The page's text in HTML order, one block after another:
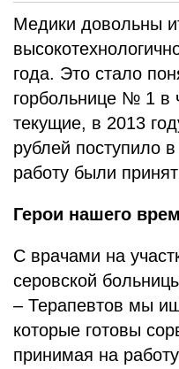
Медики довольны
года. Это стало
горбольнице № 1 в
текущие, в 2013
рублей поступило
работу были
Герои нашего
С врачами на
серовской
– Терапевтов мы
которые готовы
принимая на